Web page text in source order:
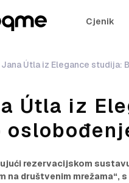
Cjenik
Jana Útla iz Elegance studija:
Útla iz
rezervacijskom
na društvenim